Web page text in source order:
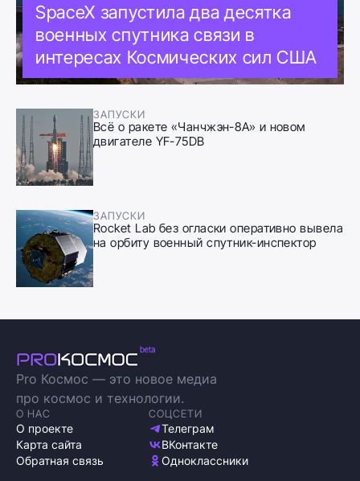
SpaceX запустила два десятка
военных спутника связи в
интересах Космических сил США
ЗАПУСКИ
Всё о ракете «Чанчжэн-8А» и новом
двигателе YF-75DB
ЗАПУСКИ
Rocket Lab без огласки оперативно вывела
на орбиту военный спутник-инспектор
Pro Космос — это новое медиа
про космос и технологии.
О НАС
О проекте
Карта сайта
Обратная связь
СОЦСЕТИ
Телеграм
ВКонтакте
Одноклассники